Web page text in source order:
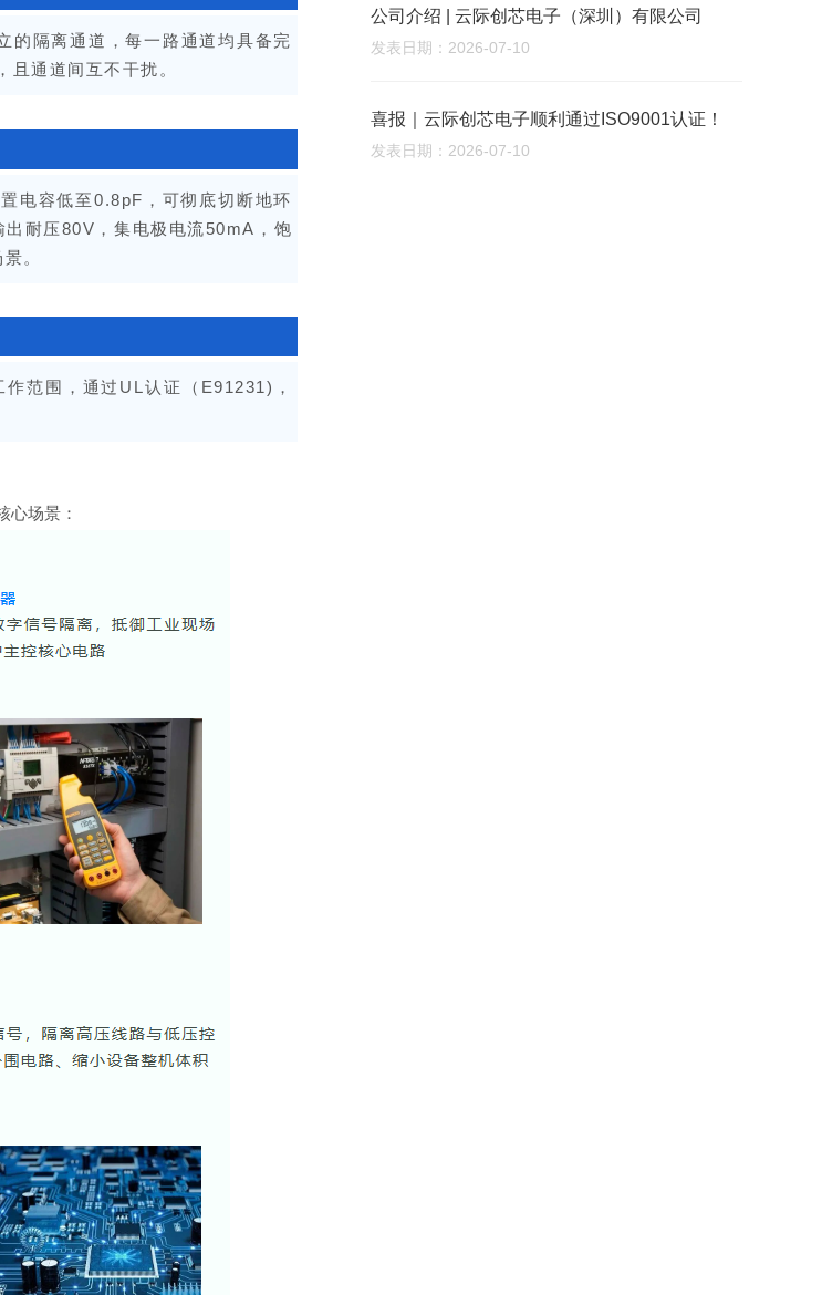
隔离通道，每一路通道均具备完
通道间互不干扰。
电容低至0.8pF，可彻底切断地环
耐压80V，集电极电流50mA，饱
。
范围， 通过UL认证（E91231)，
心场景：
公司介绍 | 云际创芯电子（深圳）有限公司
发表日期：2026-07-10
喜报｜云际创芯电子顺利通过ISO9001认证！
发表日期：2026-07-10